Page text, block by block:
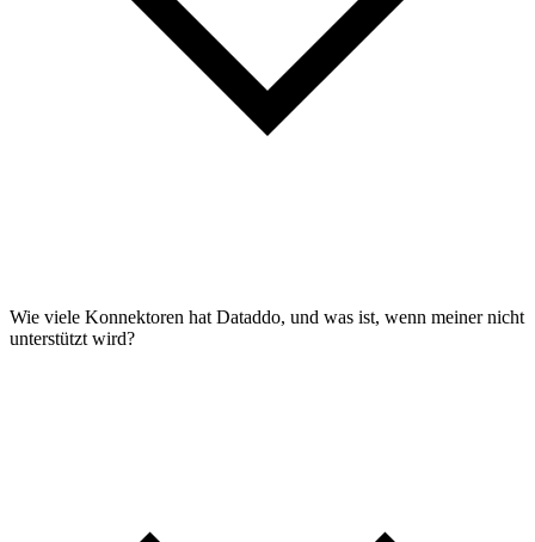
Wie viele Konnektoren hat Dataddo, und was ist, wenn meiner nicht
unterstützt wird?